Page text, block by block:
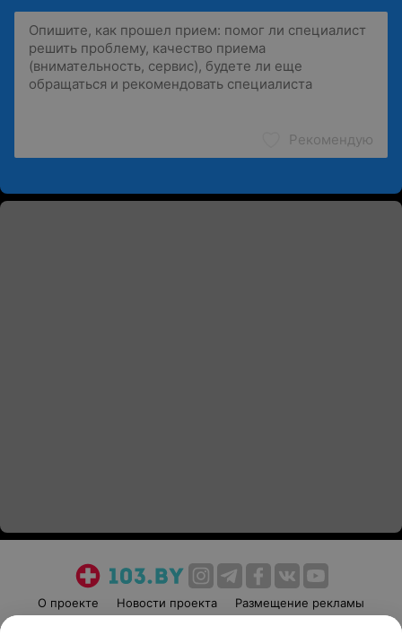
Рекомендую
О проекте Новости проекта
Размещение рекламы